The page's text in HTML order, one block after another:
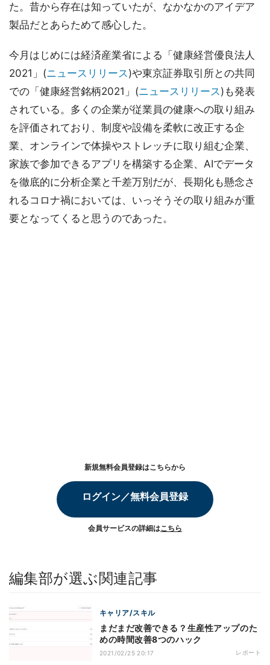
た。昔から存在は知っていたが、なかなかのアイデア
製品だとあらためて感心した。
今月はじめには経済産業省による「健康経営優良法人
2021」(ニュースリリース)や東京証券取引所との共同
での「健康経営銘柄2021」(ニュースリリース)も発表
されている。多くの企業が従業員の健康への取り組み
を評価されており、制度や設備を柔軟に改正する企
業、オンラインで体操やストレッチに取り組む企業、
家族で参加できるアプリを構築する企業、AIでデータ
を徹底的に分析企業と千差万別だが、長期化も懸念さ
れるコロナ禍においては、いっそうその取り組みが重
要となってくると思うのであった。
新規無料会員登録はこちらから
ログイン／無料会員登録
会員サービスの詳細はこちら
編集部が選ぶ関連記事
キャリア/スキル
まだまだ改善できる？生産性アップのた
めの時間改善8つのハック
2021/02/25 20:17 レポート